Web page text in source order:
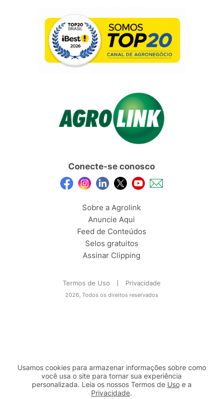
Conecte-se conosco
Sobre a Agrolink
Anuncie Aqui
Feed de Conteúdos
Selos gratuitos
Assinar Clipping
Termos de Uso Privacidade
2026, Todos os direitos reservados
Usamos cookies para armazenar informações sobre como
você usa o site para tornar sua experiência
personalizada. Leia os nossos Termos de Usoe a
Privacidade.